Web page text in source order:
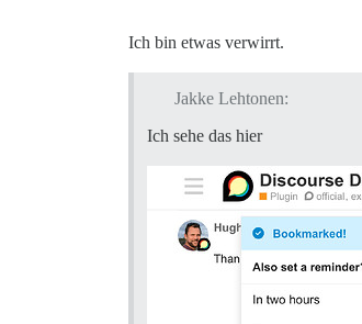
Ich bin etwas verwirrt.
Jakke Lehtonen:
Ich sehe das hier